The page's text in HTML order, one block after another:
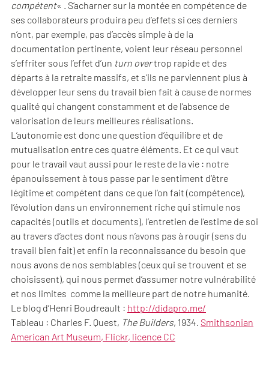
compétent« . S’acharner sur la montée en compétence de
ses collaborateurs produira peu d’effets si ces derniers
n’ont, par exemple, pas d’accès simple à de la
documentation pertinente, voient leur réseau personnel
s’effriter sous l’effet d’un turn overtrop rapide et des
départs à la retraite massifs, et s’ils ne parviennent plus à
développer leur sens du travail bien fait à cause de normes
qualité qui changent constamment et de l’absence de
valorisation de leurs meilleures réalisations.
L’autonomie est donc une question d’équilibre et de
mutualisation entre ces quatre éléments. Et ce qui vaut
pour le travail vaut aussi pour le reste de la vie : notre
épanouissement à tous passe par le sentiment d’être
légitime et compétent dans ce que l’on fait (compétence),
l’évolution dans un environnement riche qui stimule nos
capacités (outils et documents), l’entretien de l’estime de soi
au travers d’actes dont nous n’avons pas à rougir (sens du
travail bien fait) et enfin la reconnaissance du besoin que
nous avons de nos semblables (ceux qui se trouvent et se
choisissent), qui nous permet d’assumer notre vulnérabilité
et nos limites comme la meilleure part de notre humanité.
Le blog d’Henri Boudreault : http://didapro.me/
Tableau : Charles F. Quest, The Builders, 1934. Smithsonian
American Art Museum, Flickr, licence CC